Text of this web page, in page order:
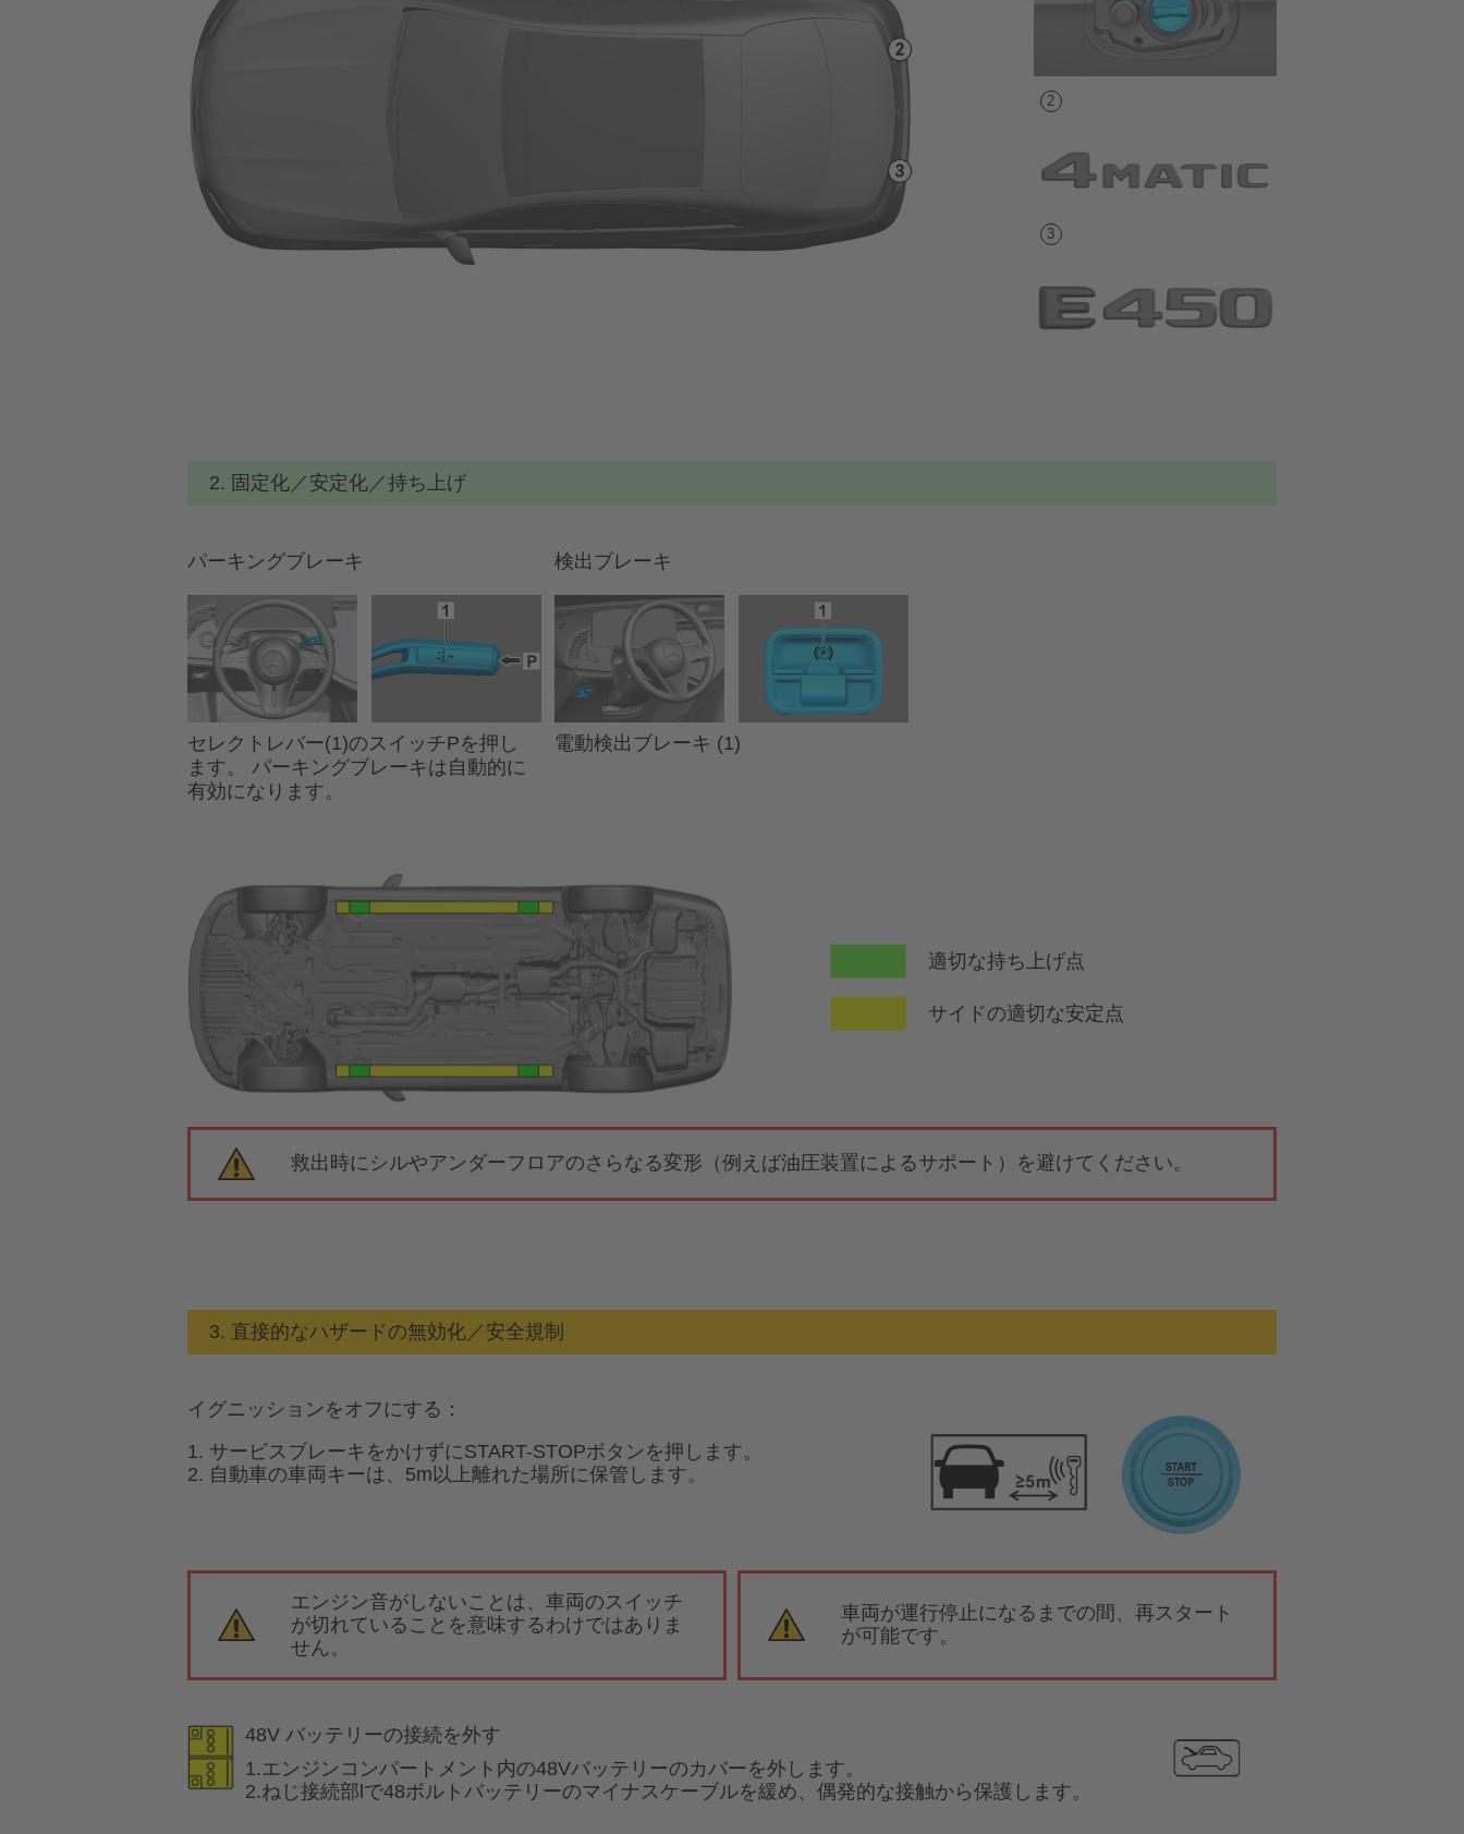
2. 固定化／安定化／持ち上げ
パーキングブレーキ
セレクトレバー(1)のスイッチPを押し
ます。 パーキングブレーキは自動的に
有効になります。
検出ブレーキ
電動検出ブレーキ (1)
適切な持ち上げ点
サイドの適切な安定点
救出時にシルやアンダーフロアのさらなる変形（例えば油圧装置によるサポート）を避けてください。
3. 直接的なハザードの無効化／安全規制
イグニッションをオフにする：
1. サービスブレーキをかけずにSTART-STOPボタンを押します。
2. 自動車の車両キーは、5m以上離れた場所に保管します。
エンジン音がしないことは、車両のスイッチ
が切れていることを意味するわけではありま
せん。
車両が運行停止になるまでの間、再スタート
が可能です。
48V バッテリーの接続を外す
1.エンジンコンパートメント内の48Vバッテリーのカバーを外します。
2.ねじ接続部lで48ボルトバッテリーのマイナスケーブルを緩め、偶発的な接触から保護します。